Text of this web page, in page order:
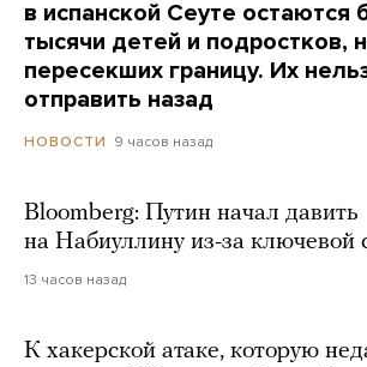
в испанской Сеуте остаются
тысячи детей и подростков,
пересекших границу. Их
отправить назад
НОВОСТИ 9 часов назад
Bloomberg: Путин начал давить
на Набиуллину из-за ключевой
13 часов назад
К хакерской атаке, которую